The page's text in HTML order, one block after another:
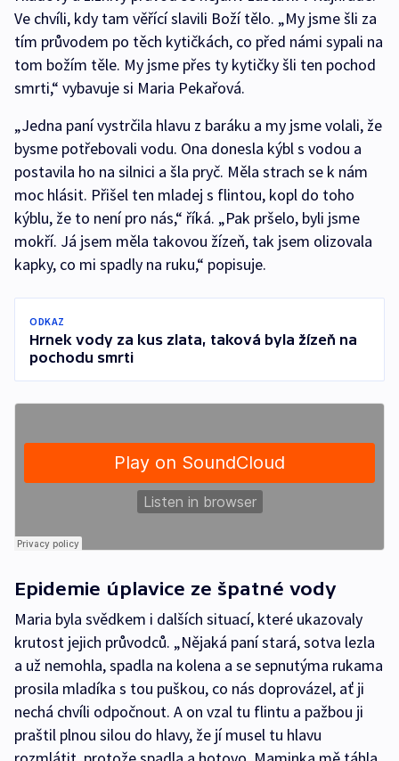
Ve chvíli, kdy tam věřící slavili Boží tělo. „My jsme šli za
tím průvodem po těch kytičkách, co před námi sypali na
tom božím těle. My jsme přes ty kytičky šli ten pochod
smrti,“ vybavuje si Maria Pekařová.
„Jedna paní vystrčila hlavu z baráku a my jsme volali, že
bysme potřebovali vodu. Ona donesla kýbl s vodou a
postavila ho na silnici a šla pryč. Měla strach se k nám
moc hlásit. Přišel ten mladej s flintou, kopl do toho
kýblu, že to není pro nás,“ říká. „Pak pršelo, byli jsme
mokří. Já jsem měla takovou žízeň, tak jsem olizovala
kapky, co mi spadly na ruku,“ popisuje.
ODKAZ
Hrnek vody za kus zlata, taková byla žízeň na
pochodu smrti
Epidemie úplavice ze špatné vody
Maria byla svědkem i dalších situací, které ukazovaly
krutost jejich průvodců. „Nějaká paní stará, sotva lezla
a už nemohla, spadla na kolena a se sepnutýma rukama
prosila mladíka s tou puškou, co nás doprovázel, ať ji
nechá chvíli odpočnout. A on vzal tu flintu a pažbou ji
praštil plnou silou do hlavy, že jí musel tu hlavu